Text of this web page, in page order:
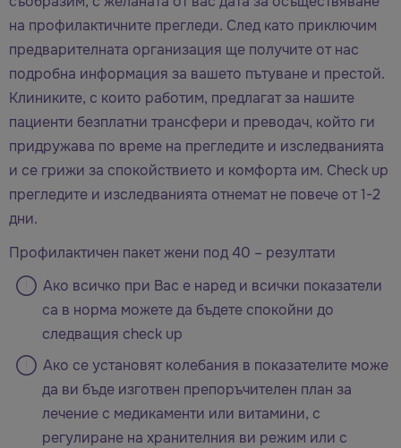
на профилактичните прегледи. След като приключим
предварителната организация ще получите от нас
подробна информация за вашето пътуване и престой.
Клиниките, с които работим, предлагат за нашите
пациенти безплатни трансфери и преводач, който ги
придружава по време на прегледите и изследванията
и се грижи за спокойствието и комфорта им. Check up
прегледите и изследванията отнемат не повече от 1-2
дни.
Профилактичен пакет жени под 40 – резултати
Ако всичко при Вас е наред и всички показатели
са в норма можете да бъдете спокойни до
следващия check up
Ако се установят колебания в показателите може
да ви бъде изготвен препоръчителен план за
лечение с медикаменти или витамини, с
регулиране на хранителния ви режим или с